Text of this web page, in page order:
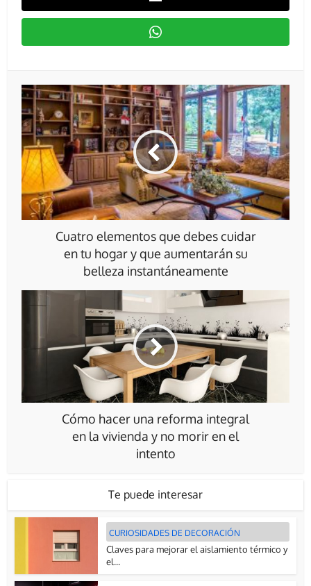
Cuatro elementos que debes cuidar
en tu hogar y que aumentarán su
belleza instantáneamente
Cómo hacer una reforma integral
en la vivienda y no morir en el
intento
Te puede interesar
CURIOSIDADES DE DECORACIÓN
Claves para mejorar el aislamiento térmico y
el...